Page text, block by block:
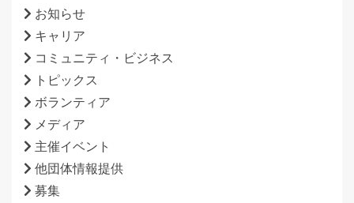
お知らせ
キャリア
コミュニティ・ビジネス
トピックス
ボランティア
メディア
主催イベント
他団体情報提供
募集